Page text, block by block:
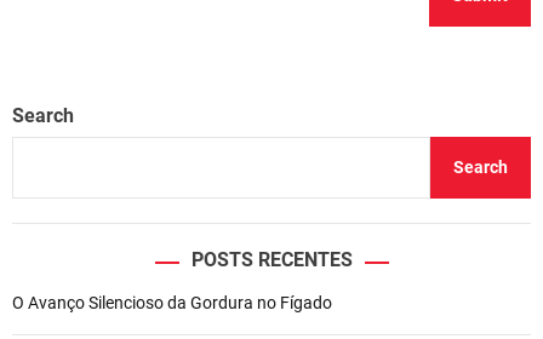
Search
Search
POSTS RECENTES
O Avanço Silencioso da Gordura no Fígado